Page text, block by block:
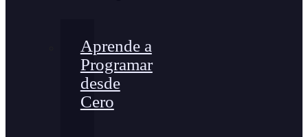
Aprende a
Programar
desde
Cero